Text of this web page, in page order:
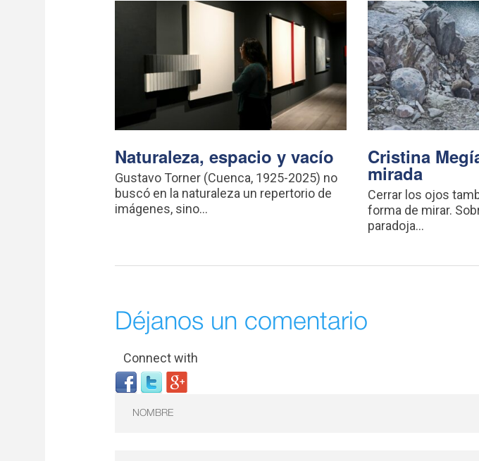
Naturaleza, espacio y vacío
Gustavo Torner (Cuenca, 1925-2025) no
buscó en la naturaleza un repertorio de
imágenes, sino...
Cristina
mirada
Cerrar los ojos
forma de mirar.
paradoja...
Déjanos un comentario
Connect with